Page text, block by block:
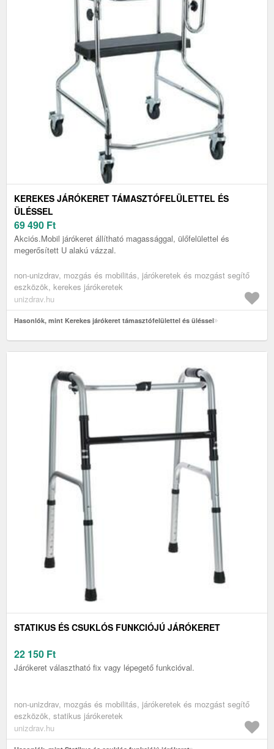
KEREKES JÁRÓKERET TÁMASZTÓFELÜLETTEL ÉS
ÜLÉSSEL
69 490 Ft
Akciós.Mobil járókeret állítható magassággal, ülőfelülettel és
megerősített U alakú vázzal.
non-unizdrav, mozgás és mobilitás, járókeretek és mozgást segítő
eszközök, kerekes járókeretek
unizdrav.hu
Hasonlók, mint Kerekes járókeret támasztófelülettel és üléssel
STATIKUS ÉS CSUKLÓS FUNKCIÓJÚ JÁRÓKERET
22 150 Ft
Járókeret választható fix vagy lépegető funkcióval.
non-unizdrav, mozgás és mobilitás, járókeretek és mozgást segítő
eszközök, statikus járókeretek
unizdrav.hu